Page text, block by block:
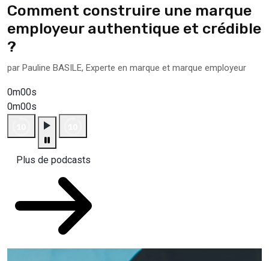
Comment construire une marque
employeur authentique et crédible
?
par Pauline BASILE, Experte en marque et marque employeur
0m00s
0m00s
Plus de podcasts